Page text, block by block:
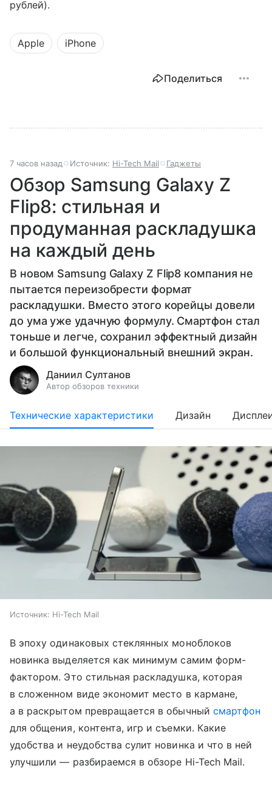
рублей).
Apple iPhone
Поделиться
7 часов назад Источник: Hi-Tech Mail Гаджеты
Обзор Samsung Galaxy Z
Flip8: стильная и
продуманная раскладушка
на каждый день
В новом Samsung Galaxy Z Flip8 компания не
пытается переизобрести формат
раскладушки. Вместо этого корейцы довели
до ума уже удачную формулу. Смартфон стал
тоньше и легче, сохранил эффектный дизайн
и большой функциональный внешний экран.
Даниил Султанов
Автор обзоров техники
Технические характеристики Дизайн
Источник: Hi-Tech Mail
В эпоху одинаковых стеклянных моноблоков
новинка выделяется как минимум самим форм-
фактором. Это стильная раскладушка, которая
в сложенном виде экономит место в кармане,
а в раскрытом превращается в обычный смартфон
для общения, контента, игр и съемки. Какие
удобства и неудобства сулит новинка и что в ней
улучшили — разбираемся в обзоре Hi-Tech Mail.